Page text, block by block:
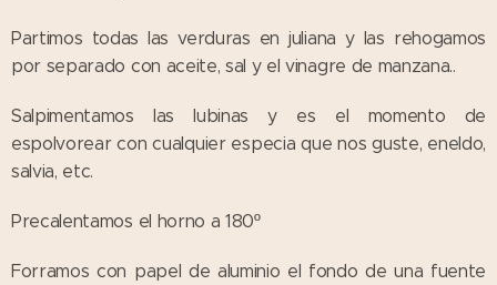
Partimos todas las verduras en juliana y las rehogamos
por separado con aceite, sal y el vinagre de manzana..
Salpimentamos las lubinas y es el momento de
espolvorear con cualquier especia que nos guste, eneldo,
salvia, etc.
Precalentamos el horno a 180º
Forramos con papel de aluminio el fondo de una fuente